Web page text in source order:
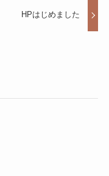
HPはじめました